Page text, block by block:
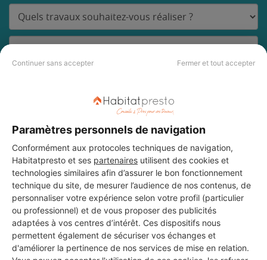
Continuer sans accepter Fermer et tout accepter
Paramètres personnels de navigation
Conformément aux protocoles techniques de navigation,
Habitatpresto et ses partenaires utilisent des cookies et
technologies similaires afin d’assurer le bon fonctionnement
technique du site, de mesurer l’audience de nos contenus, de
personnaliser votre expérience selon votre profil (particulier
ou professionnel) et de vous proposer des publicités
adaptées à vos centres d’intérêt. Ces dispositifs nous
permettent également de sécuriser vos échanges et
d'améliorer la pertinence de nos services de mise en relation.